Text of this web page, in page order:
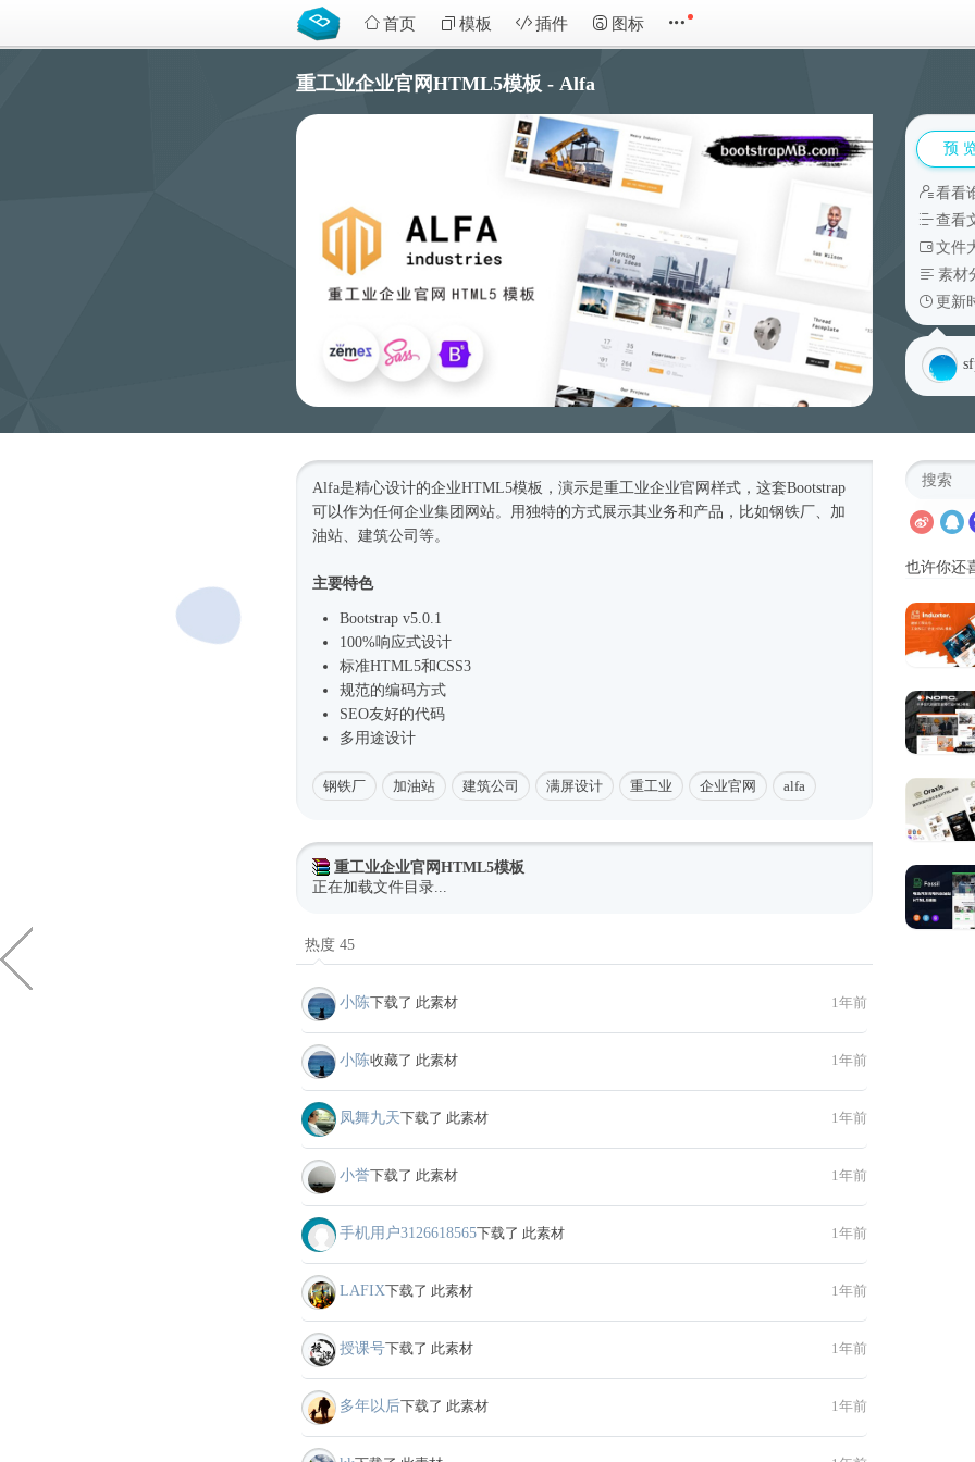
首页 模板 插件 图标
重工业企业官网HTML5模板 - Alfa
预
看看
查看
文件
素材
更新
Alfa是精心设计的企业HTML5模板 ，演示是重工业企业官网样式，这套Bootstrap
可以作为任何企业集团网站。用独特的方式展示其业务和产品，比如钢铁厂、加
油站、建筑公司等。
主要特色
Bootstrap v5.0.1
100%响应式设计
标准HTML5和CSS3
规范的编码方式
SEO友好的代码
多用途设计
钢铁厂 加油站 建筑公司 满屏设计 重工业 企业官网 alfa
重工业企业官网HTML5模板
正在加载文件目录...
热度 45
小陈下载了 此素材 1年前
小陈收藏了 此素材 1年前
凤舞九天下载了 此素材 1年前
小誉下载了 此素材 1年前
手机用户3126618565下载了 此素材 1年前
LAFIX下载了 此素材 1年前
授课号下载了 此素材 1年前
多年以后下载了 此素材 1年前
也许你还